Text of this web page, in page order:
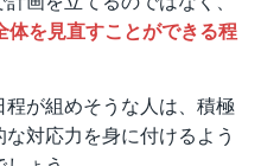
体を見直すことができる程
が組めそうな人は、積極
対応力を身に付けるよう